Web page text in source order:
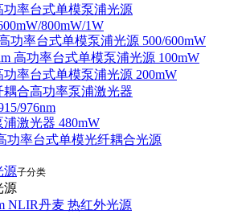
功率台式单模泵浦光源
800mW/1W
功率台式单模泵浦光源 500/600mW
高功率台式单模泵浦光源 100mW
功率台式单模泵浦光源 200mW
耦合高功率泵浦激光器
976nm
浦激光器 480mW
功率台式单模光纤耦合光源
源子分类
源
NLIR丹麦 热红外光源